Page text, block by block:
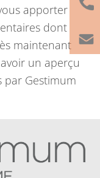
apporter
dont
maintenant
un aperçu
par Gestimum